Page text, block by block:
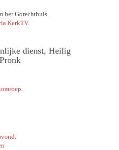
het Gorechthuis.
KerkTV.
dienst, Heilig